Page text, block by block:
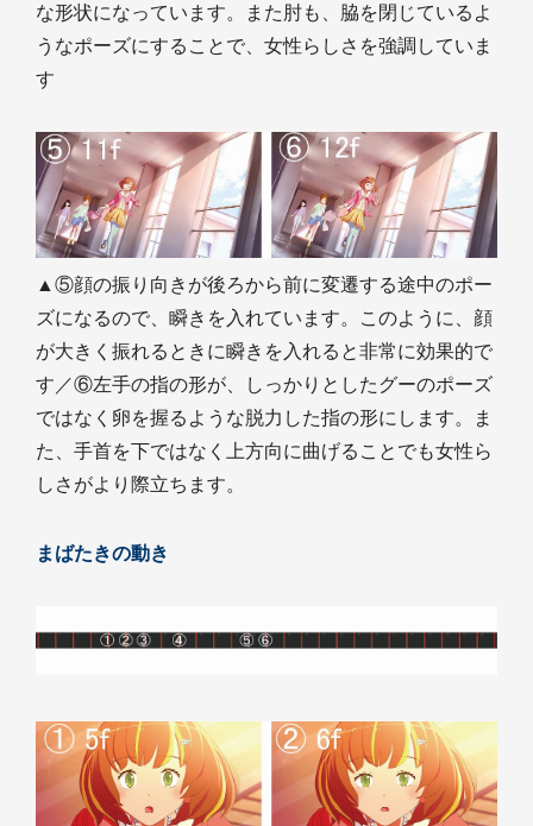
な形状になっています。また肘も、脇を閉じているよ
うなポーズにすることで、女性らしさを強調していま
す
▲⑤顔の振り向きが後ろから前に変遷する途中のポー
ズになるので、瞬きを入れています。このように、顔
が大きく振れるときに瞬きを入れると非常に効果的で
す／⑥左手の指の形が、しっかりとしたグーのポーズ
ではなく卵を握るような脱力した指の形にします。ま
た、手首を下ではなく上方向に曲げることでも女性ら
しさがより際立ちます。
まばたきの動き